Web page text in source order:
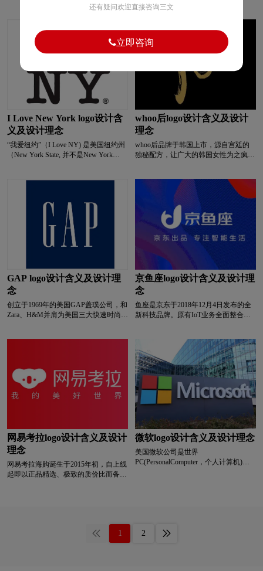
人logo设计 乳制品logo设计
肉logo设计 R字母酒店logo设计
普通手表logo设计
手表周边logo设计 石油logo设计 师范logo设计
食品logo设计 手表logo设计 生活用纸logo设计
S字母汉字酒店logo设计 S字母酒店logo设计
深红色logo设计 图书馆logo设计
涂料logo设计
T字母酒店logo设计 卫视logo设计
威士忌logo设计 卫生巾logo设计
W字母酒店logo设计 校徽logo设计
学院logo设计 箱包logo设计 香水logo设计
鞋logo设计 医药logo设计
银行logo设计 药logo设计 医院logo设计
饮料logo设计 运动鞋logo设计 牙膏logo设计
Y字母汉字酒店logo设计 支付logo设计
一家全新的以传统动力汽车、新能源汽
自成立以来，汉腾汽车潜心发展，已具
备打造拥有完全自主知识产权的整车生
产制造能力，主打产品包含SUV和
MPV等系列乘用车型。
北京、上海、广州、深圳等180个城市
者选择，涵盖跟团、自助、自驾、邮
轮、酒店、签证、景区门票以及公司旅
游等，已成功服务累计超过1500万人次
出游。10月13日，途牛旅游网“出发吧
我们•途牛2015产品发布会”在北京举
行。发布会上，途牛正式启用全新
LOGO，品牌迎来全新升级。
I Love New York logo设计含
义及设计理念
“我爱纽约”（I Love NY) 是美国纽约州
（New York State, 并不是New York
whoo后logo设计含义及设计
理念
whoo后品牌于韩国上市，源自宫廷的
独秘配方，让广大的韩国女性为之疯狂
求。当岁月追溯到时间隧道遥远的彼
方，对于身为绝世佳人的皇后们来说，
宫廷美容秘方——拱辰丹，可谓是供奉
给她们最为珍贵的宝物，它造就了不施
脂粉亦可生辉的皇后们那高雅清丽的面
容。 经过数百年、数千年的传承，拱
辰丹的效果经历了岁月的验证，并经现
代科学的辅佐，而成为今世“WHOO后”
品牌的核心成分。
GAP logo设计含义及设计理
念
创立于1969年的美国GAP盖璞公司，和
Zara、H&M并肩为美国三大快速时尚服
Kids)、孕妇装(GapMaternity)、宝宝装
(babyGap) ，成为风靡世界的快时尚品
牌之一。
京鱼座logo设计含义及设计理
念
鱼座是京东于2018年12月4日发布的全
新科技品牌。原有IoT业务全面整合升
引入了人工智能与大数据，这代表着京
东IoT业务的全面升级。
网易考拉logo设计含义及设计
理念
网易考拉海购诞生于2015年初，自上线
起即以正品精选、极致的质价比而备受
户赖在家中就能够买到海外最流行商品
微软logo设计含义及设计理念
美国微软公司是世界
PC(PersonalComputer，个人计算机)机
Windows操作系统、InternetExplorer网
1 2
还有疑问欢迎直接咨询三文
立即咨询